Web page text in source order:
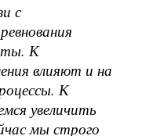
с
К
влияют и на
К
увеличить
мы строго